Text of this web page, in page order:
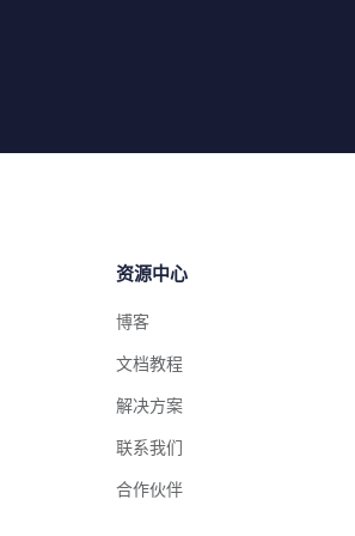
资源中心
博客
文档教程
解决方案
联系我们
合作伙伴